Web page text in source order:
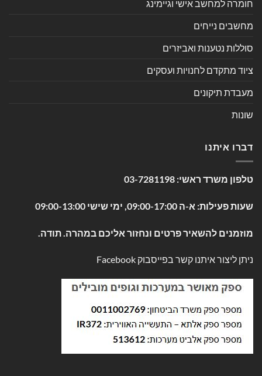
חומרה למחשב אישי וגיימינג
מחשבים נייחים
סוללות נטענות ואביזרים
ציוד מתקדם לחנויות ועסקים
מעבדת תיקונים
שונות
דברו איתנו
טלפון משרד ראשי: 03-7281198
שעות פעילות: א-ה 09:00-17:00, ימי שישי 09:00-13:00
מוזמנים להשאיר פרטים ונחזור אליכם במהרה. תודה.
ניתן ליצור איתנו קשר בפייסבוק Facebook